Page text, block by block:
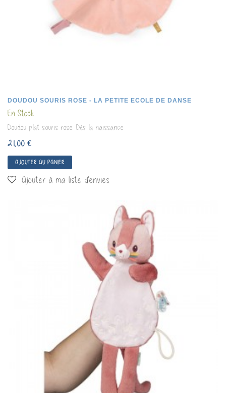
DOUDOU SOURIS ROSE - LA PETITE ECOLE DE DANSE
En Stock
Doudou plat souris rose. Dès la naissance
21,00 €
AJOUTER AU PANIER
Ajouter à ma liste d'envies